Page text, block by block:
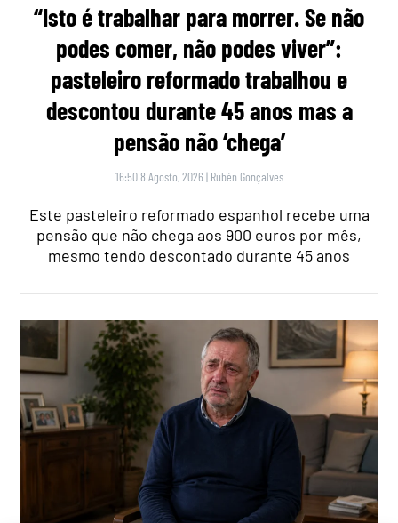
“Isto é trabalhar para morrer. Se não
podes comer, não podes viver”:
pasteleiro reformado trabalhou e
descontou durante 45 anos mas a
pensão não ‘chega’
16:50 8 Agosto, 2026 | Rubén Gonçalves
Este pasteleiro reformado espanhol recebe uma
pensão que não chega aos 900 euros por mês,
mesmo tendo descontado durante 45 anos